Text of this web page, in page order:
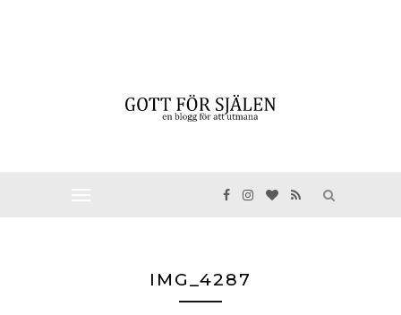
IMG_4287